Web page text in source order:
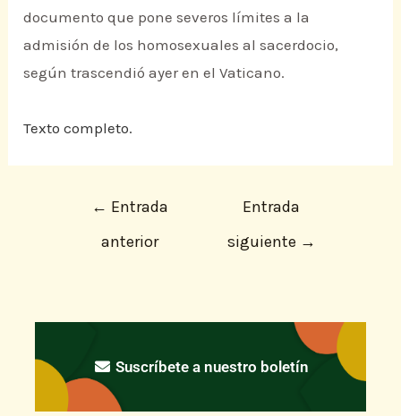
documento que pone severos límites a la
admisión de los homosexuales al sacerdocio,
según trascendió ayer en el Vaticano.
Texto completo.
← Entrada
anterior
Entrada
siguiente →
Suscríbete a nuestro boletín